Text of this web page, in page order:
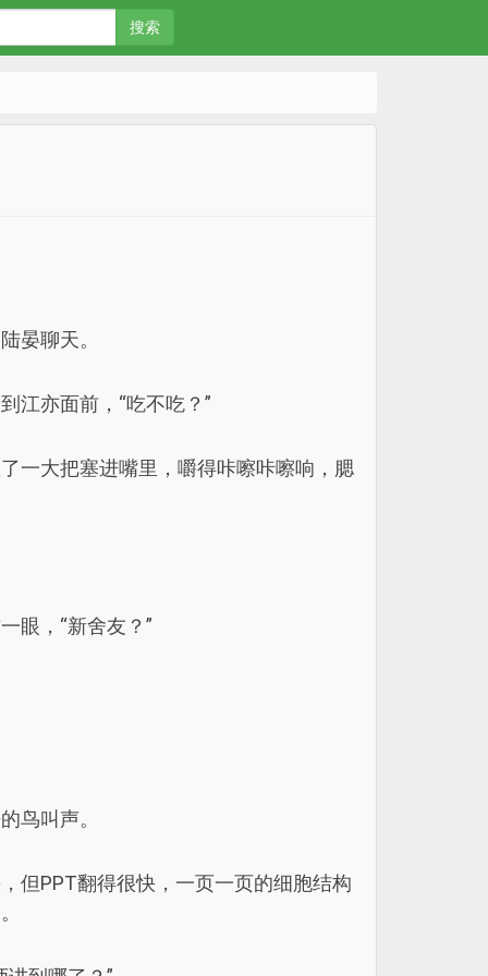
搜索
晏聊天。
江亦面前，“吃不吃？”
一大把塞进嘴里，嚼得咔嚓咔嚓响，腮
眼，“新舍友？”
鸟叫声。
但PPT翻得很快，一页一页的细胞结构